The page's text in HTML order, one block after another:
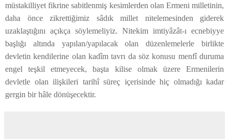
müstakilliyet fikrine sabitlenmiş kesimlerden olan Ermeni milletinin,
daha önce zikrettiğimiz sâdık millet nitelemesinden giderek
uzaklaştığını açıkça söylemeliyiz. Nitekim imtiyâzât-ı ecnebiyye
başlığı altında yapılan/yapılacak olan düzenlemelerle birlikte
devletin kendilerine olan kadîm tavrı da söz konusu menfî duruma
engel teşkil etmeyecek, başta kilise olmak üzere Ermenilerin
devletle olan ilişkileri tarihî süreç içerisinde hiç olmadığı kadar
gergin bir hâle dönüşecektir.